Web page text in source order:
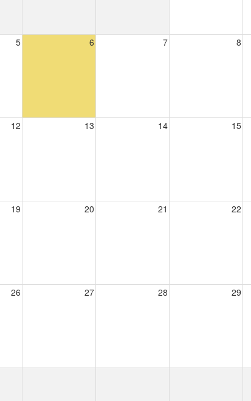
5 6 7 8
12 13 14 15
19 20 21 22
26 27 28 29